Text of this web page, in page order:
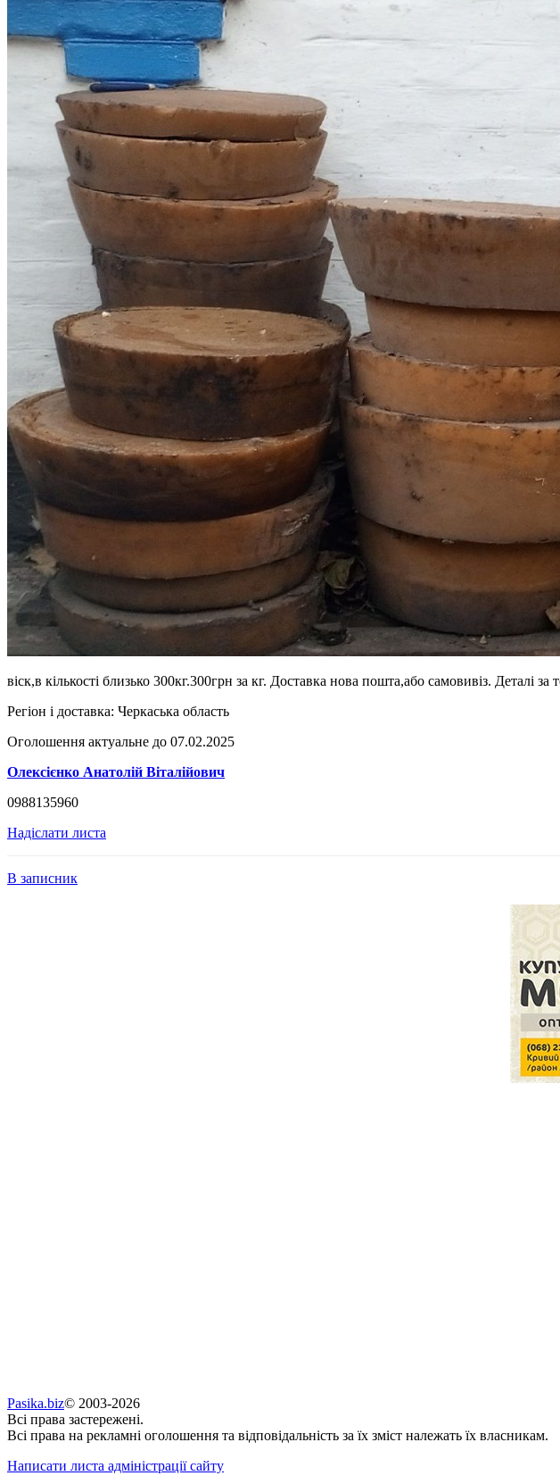
віск,в кількості близько 300кг.300грн за кг. Доставка нова пошта,або самовивіз. Деталі
Регіон і доставка: Черкаська область
Оголошення актуальне до 07.02.2025
Олексієнко Анатолій Віталійович
0988135960
Надіслати листа
В записник
Pasika.biz© 2003-2026
Всі права застережені.
Всі права на рекламні оголошення та відповідальність за їх зміст належать їх власникам.
Написати листа адміністрації сайту